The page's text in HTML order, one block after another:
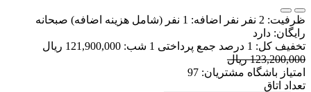
ظرفیت: 2 نفر نفر اضافه: 1 نفر (شامل هزینه اضافه) صبحانه
رایگان: دارد
تخفیف کل: 1 درصد جمع پرداختی 1 شب:
121,900,000 ریال
123,200,000 ریال
امتیاز باشگاه مشتریان: 97
تعداد اتاق